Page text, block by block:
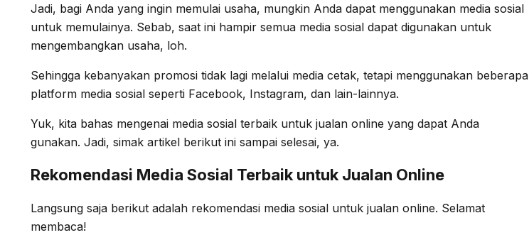
Jadi, bagi Anda yang ingin memulai usaha, mungkin Anda dapat menggunakan media sosial
untuk memulainya. Sebab, saat ini hampir semua media sosial dapat digunakan untuk
mengembangkan usaha, loh.
Sehingga kebanyakan promosi tidak lagi melalui media cetak, tetapi menggunakan beberapa
platform media sosial seperti Facebook, Instagram, dan lain-lainnya.
Yuk, kita bahas mengenai media sosial terbaik untuk jualan online yang dapat Anda
gunakan. Jadi, simak artikel berikut ini sampai selesai, ya.
Rekomendasi Media Sosial Terbaik untuk Jualan Online
Langsung saja berikut adalah rekomendasi media sosial untuk jualan online. Selamat
membaca!